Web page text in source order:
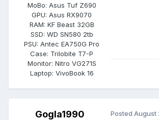
MoBo: Asus Tuf Z690
GPU: Asus RX9070
RAM: KF Beast 32GB
SSD: WD SN580 2tb
PSU: Antec EA750G Pro
Case: Trilobite T7-P
Monitor: Nitro VG271S
Laptop: VivoBook 16
Gogla1990 Posted August